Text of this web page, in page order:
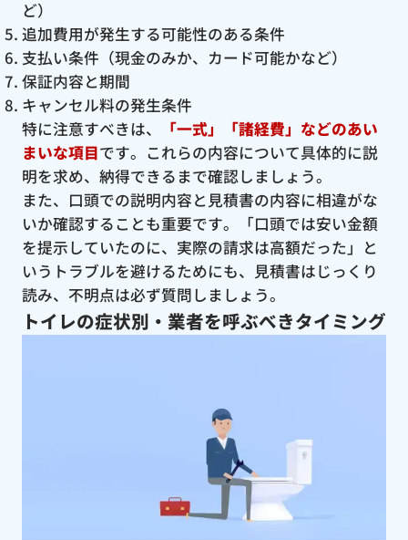
ど）
追加費用が発生する可能性のある条件
支払い条件（現金のみか、カード可能かなど）
保証内容と期間
キャンセル料の発生条件
特に注意すべきは、
「一式」「諸経費」などのあい
まいな項目です。これらの内容について具体的に説
明を求め、納得できるまで確認しましょう。
また、口頭での説明内容と見積書の内容に相違がな
いか確認することも重要です。「口頭では安い金額
を提示していたのに、実際の請求は高額だった」と
いうトラブルを避けるためにも、見積書はじっくり
読み、不明点は必ず質問しましょう。
トイレの症状別・業者を呼ぶべきタイミング